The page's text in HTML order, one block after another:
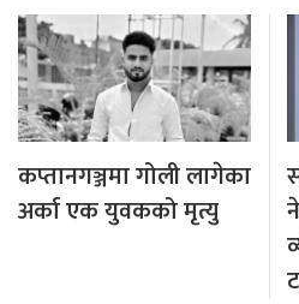
कप्तानगञ्जमा गोली लागेका
अर्का एक युवकको मृत्यु